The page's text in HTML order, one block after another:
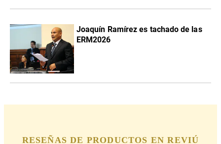
Joaquín Ramírez es tachado de las
ERM2026